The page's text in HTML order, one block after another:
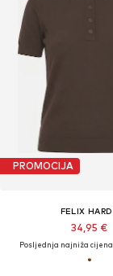
PROMOCIJA
FELIX
34,95 €
Posljednja najniža cijena: